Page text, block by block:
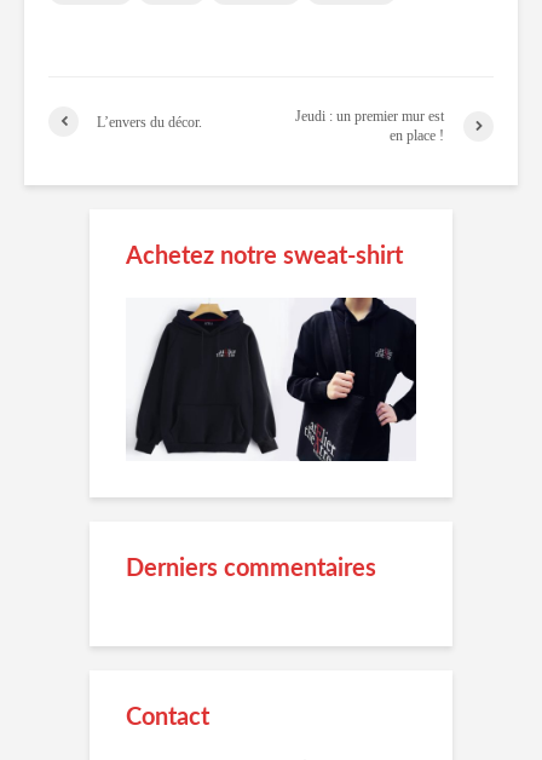
L’envers du décor.
Jeudi : un premier mur est
en place !
Achetez notre sweat-shirt
Derniers commentaires
Contact